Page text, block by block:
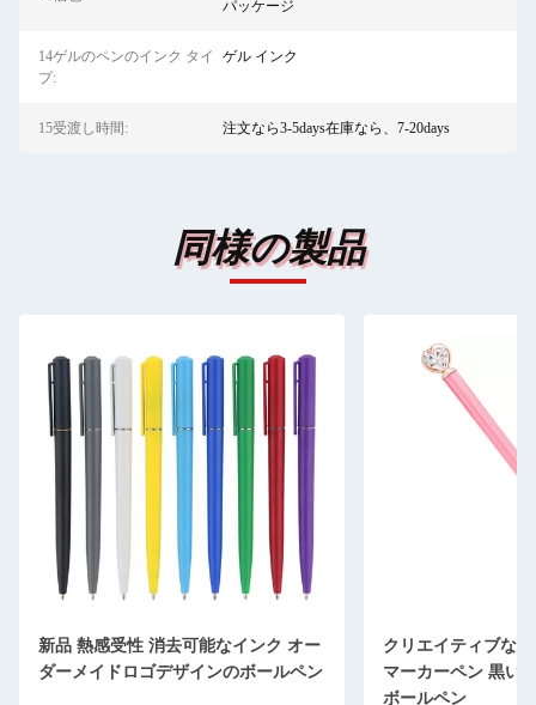
パッケージ
14ゲルのペンのインク タイ
プ:
ゲル インク
15受渡し時間: 注文なら3-5days在庫なら、7-20days
同様の製品
新品 熱感受性 消去可能なインク オー
ダーメイドロゴデザインのボールペン
クリエイティブな
マーカーペン 黒い
ボールペン